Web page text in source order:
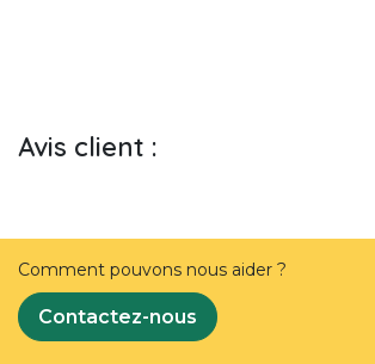
Avis client :
Comment pouvons nous aider ?
Contactez-nous